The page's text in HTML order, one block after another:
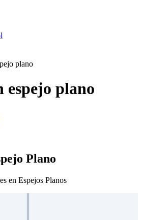
plano
espejo plano
Plano
en Espejos Planos